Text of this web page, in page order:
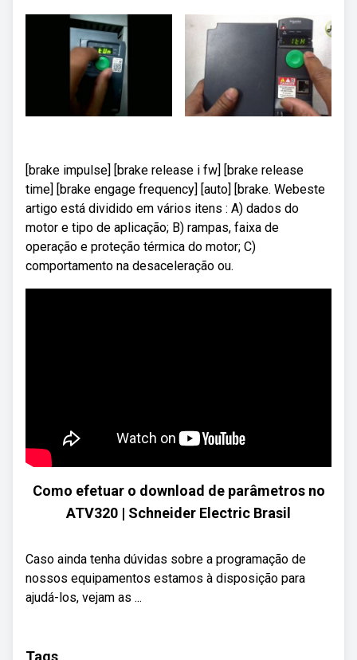
[brake impulse] [brake release i fw] [brake release
time] [brake engage frequency] [auto] [brake. Webeste
artigo está dividido em vários itens : A) dados do
motor e tipo de aplicação; B) rampas, faixa de
operação e proteção térmica do motor; C)
comportamento na desaceleração ou.
Como efetuar o download de parâmetros no
ATV320 | Schneider Electric Brasil
Caso ainda tenha dúvidas sobre a programação de
nossos equipamentos estamos à disposição para
ajudá-los, vejam as ...
Tags